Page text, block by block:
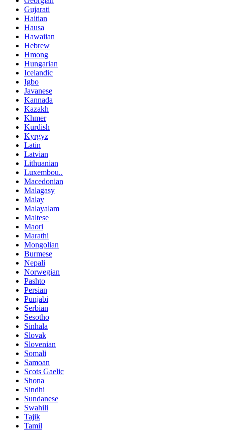
Gujarati
Haitian
Hausa
Hawaiian
Hebrew
Hmong
Hungarian
Icelandic
Igbo
Javanese
Kannada
Kazakh
Khmer
Kurdish
Kyrgyz
Latin
Latvian
Lithuanian
Luxembou..
Macedonian
Malagasy
Malay
Malayalam
Maltese
Maori
Marathi
Mongolian
Burmese
Nepali
Norwegian
Pashto
Persian
Punjabi
Serbian
Sesotho
Sinhala
Slovak
Slovenian
Somali
Samoan
Scots Gaelic
Shona
Sindhi
Sundanese
Swahili
Tajik
Tamil